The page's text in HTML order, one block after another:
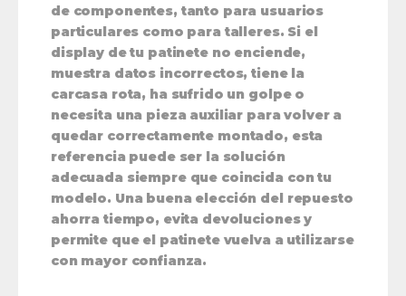
de componentes, tanto para usuarios
particulares como para talleres. Si el
display de tu patinete no enciende,
muestra datos incorrectos, tiene la
carcasa rota, ha sufrido un golpe o
necesita una pieza auxiliar para volver a
quedar correctamente montado, esta
referencia puede ser la solución
adecuada siempre que coincida con tu
modelo. Una buena elección del repuesto
ahorra tiempo, evita devoluciones y
permite que el patinete vuelva a utilizarse
con mayor confianza.